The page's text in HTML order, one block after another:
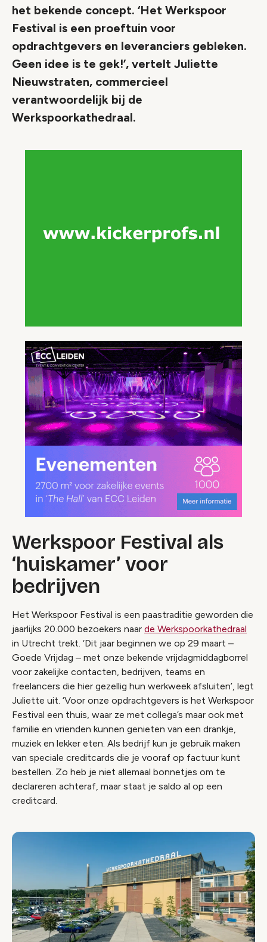
het bekende concept. ‘Het Werkspoor
Festival is een proeftuin voor
opdrachtgevers en leveranciers gebleken.
Geen idee is te gek!’, vertelt Juliette
Nieuwstraten, commercieel
verantwoordelijk bij de
Werkspoorkathedraal.
Werkspoor Festival als
‘huiskamer’ voor
bedrijven
Het Werkspoor Festival is een paastraditie geworden die
jaarlijks 20.000 bezoekers naar de Werkspoorkathedraal
in Utrecht trekt. ‘Dit jaar beginnen we op 29 maart –
Goede Vrijdag – met onze bekende vrijdagmiddagborrel
voor zakelijke contacten, bedrijven, teams en
freelancers die hier gezellig hun werkweek afsluiten’, legt
Juliette uit. ‘Voor onze opdrachtgevers is het Werkspoor
Festival een thuis, waar ze met collega’s maar ook met
familie en vrienden kunnen genieten van een drankje,
muziek en lekker eten. Als bedrijf kun je gebruik maken
van speciale creditcards die je vooraf op factuur kunt
bestellen. Zo heb je niet allemaal bonnetjes om te
declareren achteraf, maar staat je saldo al op een
creditcard.